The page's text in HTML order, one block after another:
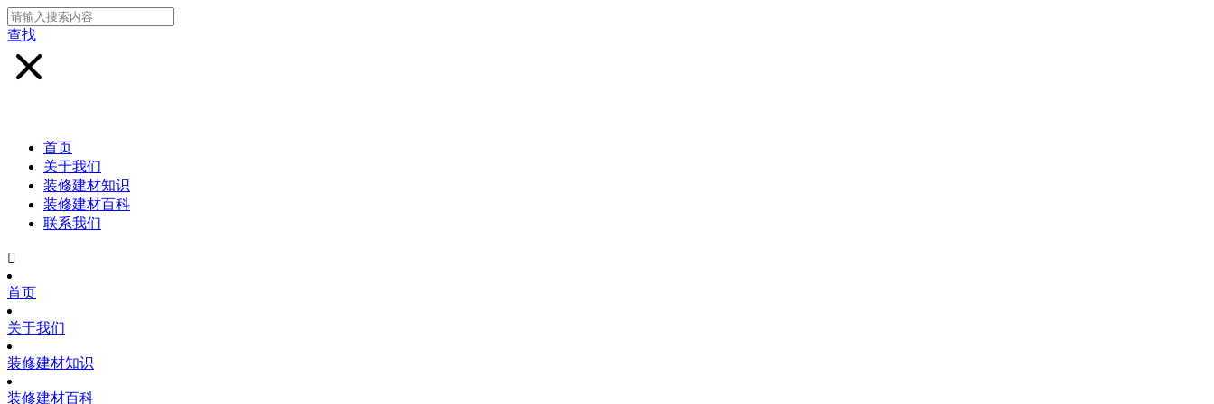
查找
首页
关于我们
装修建材知识
装修建材百科
联系我们

首页
关于我们
装修建材知识
装修建材百科